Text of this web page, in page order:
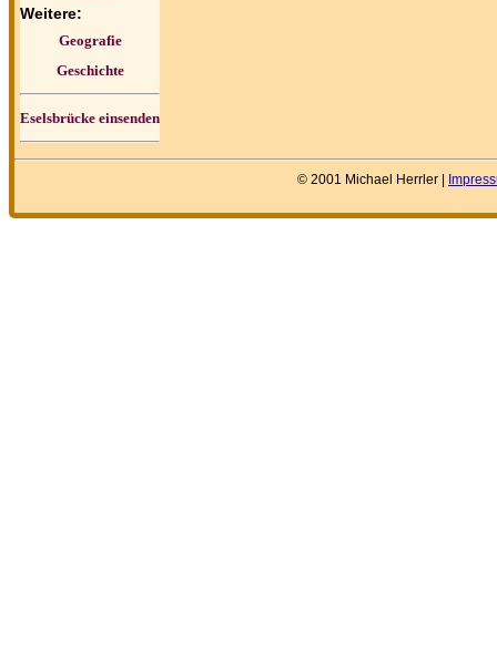
Weitere:
Geografie
Geschichte
Eselsbrücke einsenden
© 2001 Michael Herrler |